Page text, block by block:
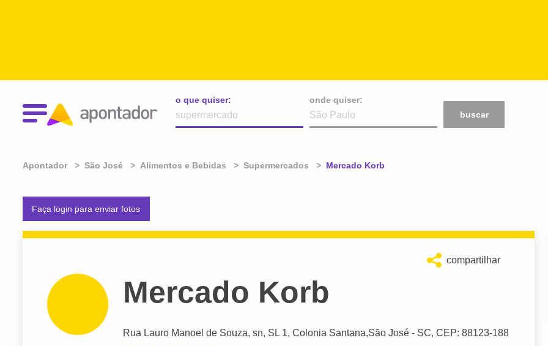
o que quiser:
onde quiser:
buscar
Apontador São José Alimentos e Bebidas Supermercados Atual:
Mercado Korb
Faça login para enviar fotos
compartilhar
Mercado Korb
Rua Lauro Manoel de Souza, sn, SL 1, Colonia Santana,São José - SC, CEP: 88123-188